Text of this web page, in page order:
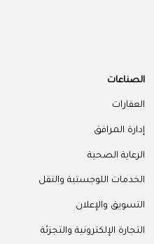
الصناعات
العقارات
إدارة المرافق
الرعاية الصحية
الخدمات اللوجستية والنقل
التسويق والإعلان
التجارة الإلكترونية والتجزئة